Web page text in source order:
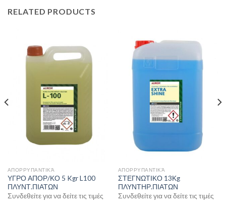
RELATED PRODUCTS
ΑΠΟΡΡΥΠΑΝΤΙΚΆ
ΥΓΡΟ ΑΠΟΡ/ΚΟ 5 Kgr L100
ΠΛΥΝΤ.ΠΙΑΤΩΝ
Συνδεθείτε για να δείτε τις τιμές
ΑΠΟΡΡΥΠΑΝΤΙΚΆ
ΣΤΕΓΝΩΤΙΚΟ 13Κg
ΠΛΥΝΤΗΡ.ΠΙΑΤΩΝ
Συνδεθείτε για να δείτε τις τιμές